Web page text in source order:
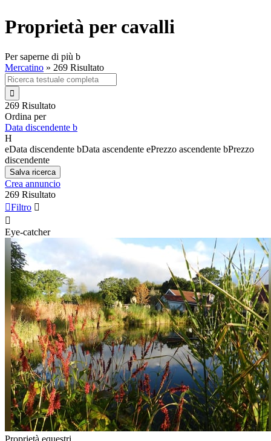
Proprietà per cavalli
Per saperne di più b
Mercatino » 269 Risultato

269 Risultato
Ordina per
Data discendente b
H
eData discendente bData ascendente ePrezzo ascendente bPrezzo
discendente
Salva ricerca
Crea annuncio
269 Risultato
Filtro 

Eye-catcher
Proprietà equestri